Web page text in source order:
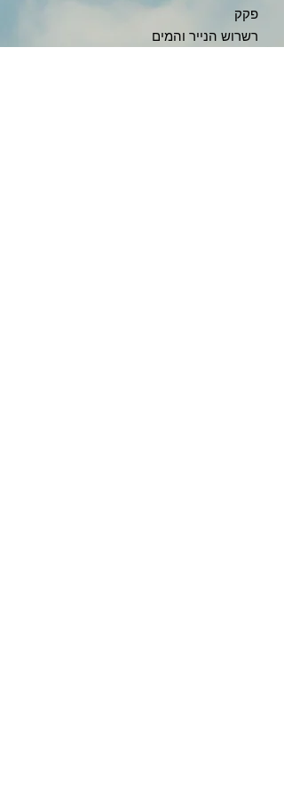
פקק
רשרוש הנייר והמים